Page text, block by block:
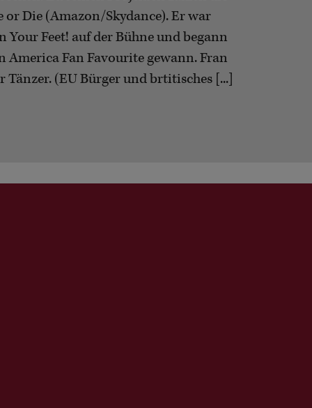
or Die (Amazon/Skydance). Er war
Feet! auf der Bühne und begann
America Fan Favourite gewann. Fran
(EU Bürger und brtitisches [...]